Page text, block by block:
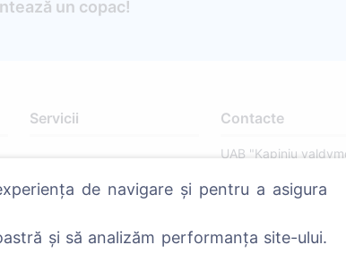
un copac!
Servicii Contacte
UAB "Kapinių
+370 612 08926
info@cemety.lt
de navigare și pentru a asigura
și să analizăm performanța site-ului.